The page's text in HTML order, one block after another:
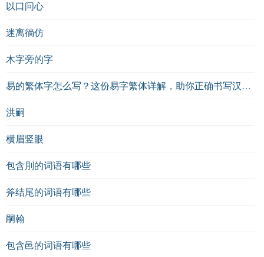
以口问心
迷离徜仿
木字旁的字
易的繁体字怎么写？这份易字繁体详解，助你正确书写汉字_汉字繁体学习
洪嗣
横眉竖眼
包含刖的词语有哪些
斧结尾的词语有哪些
嗣翰
包含邑的词语有哪些